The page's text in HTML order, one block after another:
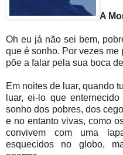
A
Oh eu já não sei bem,
que é sonho. Por vezes
põe a falar pela sua boca
Em noites de luar, quando
luar, ei-lo que
sonho dos pobres, dos
e no entanto vivas, como
convivem com uma
esquecidos no globo,